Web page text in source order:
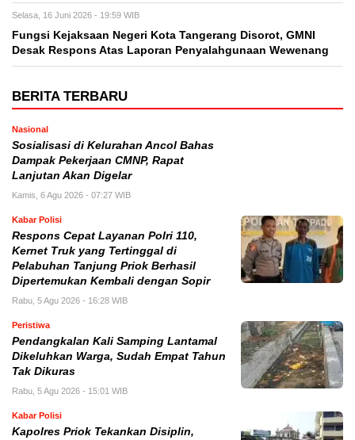
Selasa, 16 Juni 2026 - 19:59 WIB
Fungsi Kejaksaan Negeri Kota Tangerang Disorot, GMNI
Desak Respons Atas Laporan Penyalahgunaan Wewenang
BERITA TERBARU
Nasional
Sosialisasi di Kelurahan Ancol Bahas
Dampak Pekerjaan CMNP, Rapat
Lanjutan Akan Digelar
Kamis, 6 Agu 2026 - 07:27 WIB
Kabar Polisi
Respons Cepat Layanan Polri 110,
Kernet Truk yang Tertinggal di
Pelabuhan Tanjung Priok Berhasil
Dipertemukan Kembali dengan Sopir
Rabu, 5 Agu 2026 - 16:28 WIB
Peristiwa
Pendangkalan Kali Samping Lantamal
Dikeluhkan Warga, Sudah Empat Tahun
Tak Dikuras
Rabu, 5 Agu 2026 - 15:01 WIB
Kabar Polisi
Kapolres Priok Tekankan Disiplin,